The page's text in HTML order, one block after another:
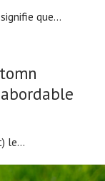
que...
le...